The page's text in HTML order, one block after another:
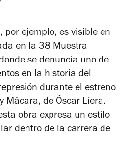
por ejemplo, es visible en
en la 38 Muestra
se denuncia uno de
en la historia del
durante el estreno
Mácara, de Óscar Liera.
obra expresa un estilo
dentro de la carrera de